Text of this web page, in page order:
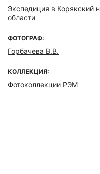
Экспедиция в Корякский
области
ФОТОГРАФ:
Горбачева В.В.
КОЛЛЕКЦИЯ:
Фотоколлекции РЭМ